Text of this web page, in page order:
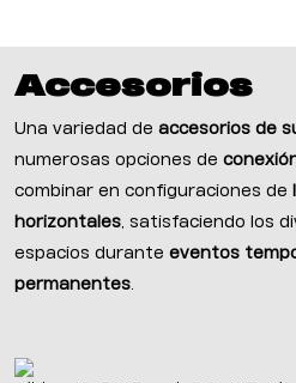
Accesorios
Una variedad de accesorios de
numerosas opciones de
combinar en configuraciones de
horizontales , satisfaciendo los
espacios durante eventos
permanentes